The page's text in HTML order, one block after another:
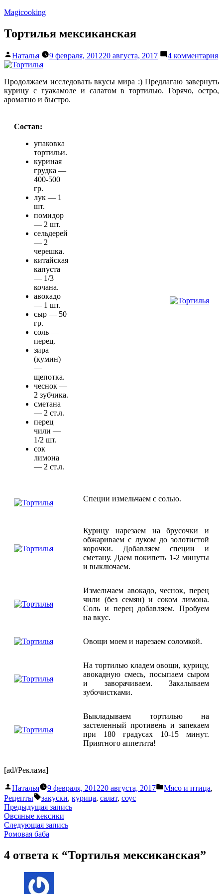
Перейти
содержимому
Magicooking
Тортилья мексиканская
Написано
автором
Наталья 9 февраля, 201220 августа, 2017 4 комментарияк
Продолжаем исследовать вкусы мира :) Предлагаю завернуть
курицу с гуакамоле и салатом в тортилью. Горячо, остро,
ароматно и быстро.
Состав:
упаковка
тортильи.
куриная
грудка —
400-500
гр.
лук — 1
шт.
помидор
— 2 шт.
сельдерей
— 2
черешка.
китайская
капуста
— 1/3
кочана.
авокадо
— 1 шт.
сыр — 50
гр.
соль —
перец.
зира
(кумин)
—
щепотка.
чеснок —
2 зубчика.
сметана
— 2 ст.л.
перец
чили —
1/2 шт.
сок
лимона
— 2 ст.л.
Специи измельчаем с солью.
Курицу нарезаем на брусочки и
обжариваем с луком до золотистой
корочки. Добавляем специи и
сметану. Даем покипеть 1-2 минуты
и выключаем.
Измельчаем авокадо, чеснок, перец
чили (без семян) и соком лимона.
Соль и перец добавляем. Пробуем
на вкус.
Овощи моем и нарезаем соломкой.
На тортилью кладем овощи, курицу,
авокадную смесь, посыпаем сыром
и заворачиваем. Закалываем
зубочистками.
Выкладываем тортилью на
застеленный противень и запекаем
при 180 градусах 10-15 минут.
Приятного аппетита!
[ad#Реклама]
Написано
автором
Наталья 9 февраля, 201220 августа, 2017
Написано
Мясо и птица,
Рецепты
Метки:
закуски, курица, салат, соус
Навигация
по
записям
Предыдущая записьПредыдущая
Овсяные кексики
Следующая записьСледующая
Ромовая баба
4 ответа к “Тортилья мексиканская”